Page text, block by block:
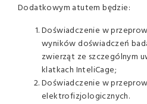
Dodatkowym atutem będzie:
Doświadczenie w
wyników doświadczeń
zwierząt ze szczególnym
klatkach InteliCage;
Doświadczenie w
elektrofizjologicznych.